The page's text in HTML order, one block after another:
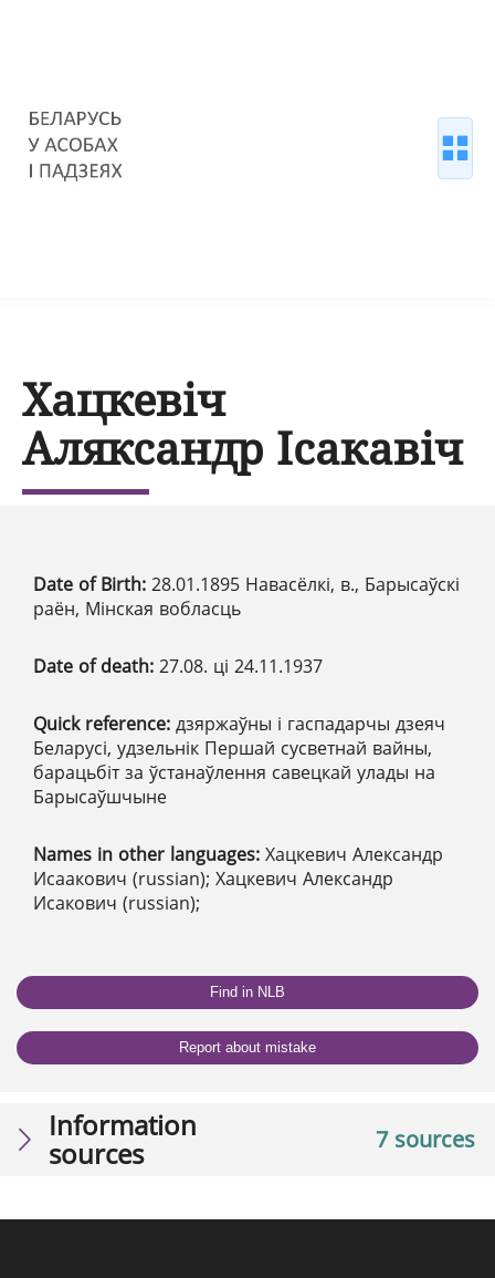
Хацкевіч
Аляксандр Ісакавіч
Date of Birth: 28.01.1895 Навасёлкі, в., Барысаўскі
раён, Мінская вобласць
Date of death: 27.08. ці 24.11.1937
Quick reference: дзяржаўны і гаспадарчы дзеяч
Беларусі, удзельнік Першай сусветнай вайны,
барацьбіт за ўстанаўлення савецкай улады на
Барысаўшчыне
Names in other languages: Хацкевич Александр
Исаакович (russian); Хацкевич Александр
Исакович (russian);
Find in NLB
Report about mistake
7 sources
Information
sources